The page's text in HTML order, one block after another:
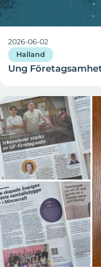
2026-06-02
Halland
Ung